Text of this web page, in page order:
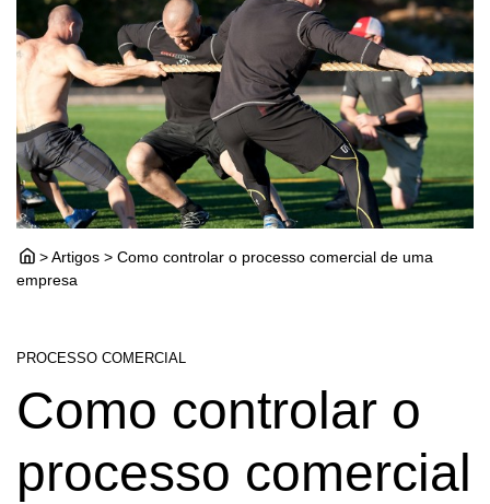
> Artigos > Como controlar o processo comercial de uma
empresa
PROCESSO COMERCIAL
Como controlar o
processo comercial